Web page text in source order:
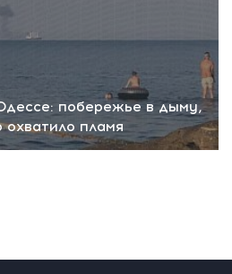
побережье в дыму,
охватило пламя